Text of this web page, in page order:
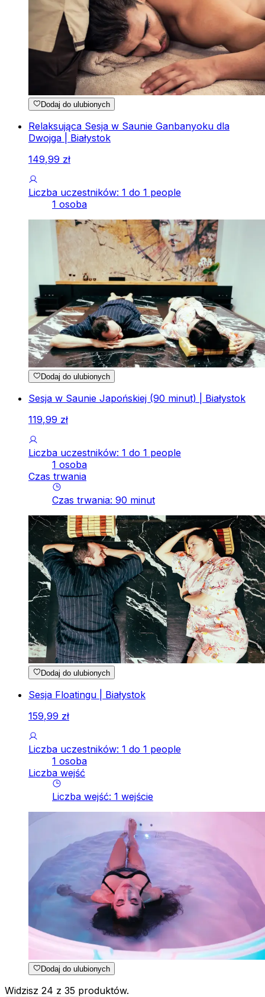
Dodaj do ulubionych
Relaksująca Sesja w Saunie Ganbanyoku dla
Dwojga | Białystok
149,99 zł
Liczba uczestników: 1 do 1 people
1 osoba
Dodaj do ulubionych
Sesja w Saunie Japońskiej (90 minut) | Białystok
119,99 zł
Liczba uczestników: 1 do 1 people
1 osoba
Czas trwania
Czas trwania: 90 minut
Dodaj do ulubionych
Sesja Floatingu | Białystok
159,99 zł
Liczba uczestników: 1 do 1 people
1 osoba
Liczba wejść
Liczba wejść: 1 wejście
Dodaj do ulubionych
Widzisz 24 z 35 produktów.